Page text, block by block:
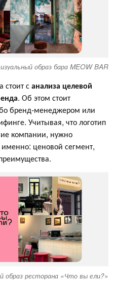
образ бара MEOW BAR
стоит санализа целевой
. Об этом стоит
бренд-менеджером или
Учитывая, что логотип
компании, нужно
именно: ценовой сегмент,
образ ресторана «Что вы ели?»